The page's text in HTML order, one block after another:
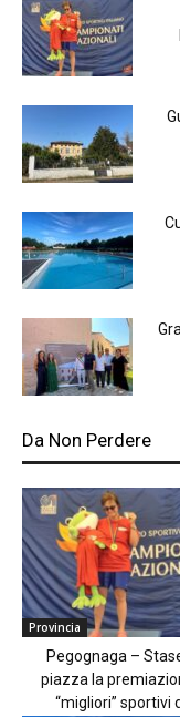
Da Non Perdere
Provincia
Pegognaga –
piazza la
“migliori” sportivi